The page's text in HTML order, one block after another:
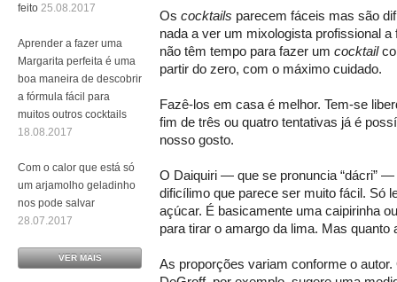
Os cocktails parecem fáceis mas são
nada a ver um mixologista profissional
não têm tempo para fazer um cocktail
partir do zero, com o máximo cuidado.
Fazê-los em casa é melhor. Tem-se
fim de três ou quatro tentativas já é
nosso gosto.
O Daiquiri — que se pronuncia “dácri”
dificílimo que parece ser muito fácil. Só
açúcar. É basicamente uma caipirinha
para tirar o amargo da lima. Mas quanto
As proporções variam conforme o
feito 25.08.2017
Aprender a fazer uma
Margarita perfeita é uma
boa maneira de descobrir
a fórmula fácil para
muitos outros cocktails
18.08.2017
Com o calor que está só
um arjamolho geladinho
nos pode salvar
28.07.2017
VER MAIS